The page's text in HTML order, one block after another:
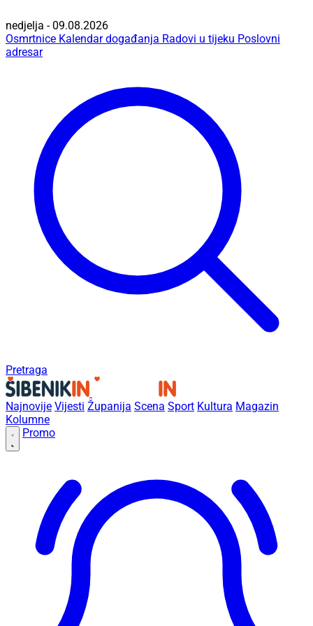
nedjelja - 09.08.2026
Osmrtnice Kalendar događanja Radovi u tijeku Poslovni
adresar
Pretraga
Najnovije Vijesti Županija Scena Sport Kultura Magazin
Kolumne
Promo